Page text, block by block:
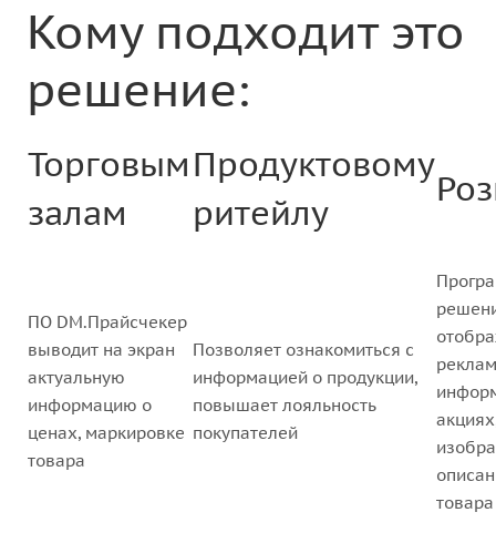
Кому подходит это
решение:
Торговым
залам
Продуктовому
ритейлу
ПО DM.Прайсчекер
выводит на экран
актуальную
информацию о
ценах, маркировке
товара
Позволяет ознакомиться с
информацией о продукции,
повышает лояльность
покупателей
товара